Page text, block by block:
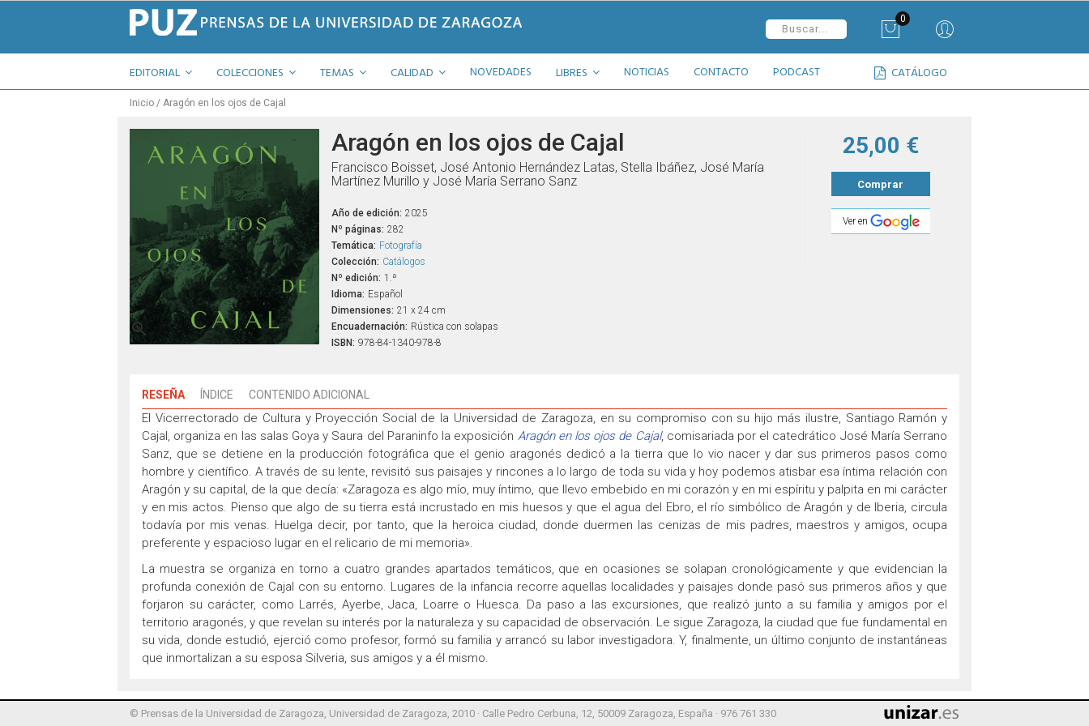
0
EDITORIAL COLECCIONES TEMAS CATÁLOGO
CALIDAD NOVEDADES LIBRES NOTICIAS CONTACTO PODCAST
Inicio Aragón en los ojos de Cajal

Aragón en los ojos de Cajal
Francisco Boisset, José Antonio Hernández Latas, Stella Ibáñez, José María
Martínez Murillo y José María Serrano Sanz
Año de edición: 2025
Nº páginas: 282
Temática: Fotografía
Colección: Catálogos
Nº edición: 1.ª
Idioma: Español
Dimensiones: 21 x 24 cm
Encuadernación: Rústica con solapas
ISBN: 978-84-1340-978-8
25,00 €
Comprar
Ver en
RESEÑA ÍNDICE CONTENIDO ADICIONAL
El Vicerrectorado de Cultura y Proyección Social de la Universidad de Zaragoza, en su compromiso con su hijo más ilustre, Santiago Ramón y
Cajal, organiza en las salas Goya y Saura del Paraninfo la exposición Aragón en los ojos de Cajal, comisariada por el catedrático José María Serrano
Sanz, que se detiene en la producción fotográfica que el genio aragonés dedicó a la tierra que lo vio nacer y dar sus primeros pasos como
hombre y científico. A través de su lente, revisitó sus paisajes y rincones a lo largo de toda su vida y hoy podemos atisbar esa íntima relación con
Aragón y su capital, de la que decía: «Zaragoza es algo mío, muy íntimo, que llevo embebido en mi corazón y en mi espíritu y palpita en mi carácter
y en mis actos. Pienso que algo de su tierra está incrustado en mis huesos y que el agua del Ebro, el río simbólico de Aragón y de Iberia, circula
todavía por mis venas. Huelga decir, por tanto, que la heroica ciudad, donde duermen las cenizas de mis padres, maestros y amigos, ocupa
preferente y espacioso lugar en el relicario de mi memoria».
La muestra se organiza en torno a cuatro grandes apartados temáticos, que en ocasiones se solapan cronológicamente y que evidencian la
profunda conexión de Cajal con su entorno. Lugares de la infancia recorre aquellas localidades y paisajes donde pasó sus primeros años y que
forjaron su carácter, como Larrés, Ayerbe, Jaca, Loarre o Huesca. Da paso a las excursiones, que realizó junto a su familia y amigos por el
territorio aragonés, y que revelan su interés por la naturaleza y su capacidad de observación. Le sigue Zaragoza, la ciudad que fue fundamental en
su vida, donde estudió, ejerció como profesor, formó su familia y arrancó su labor investigadora. Y, finalmente, un último conjunto de instantáneas
que inmortalizan a su esposa Silveria, sus amigos y a él mismo.
© Prensas de la Universidad de Zaragoza, Universidad de Zaragoza, 2010 · Calle Pedro Cerbuna, 12, 50009 Zaragoza, España · 976 761 330